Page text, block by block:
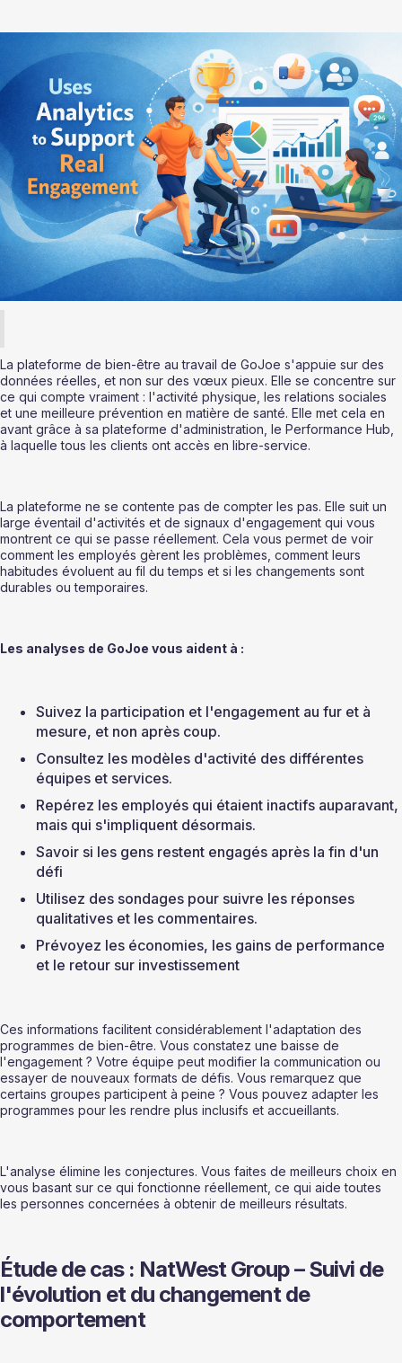
La plateforme de bien-être au travail de GoJoe s'appuie sur des
données réelles, et non sur des vœux pieux. Elle se concentre sur
ce qui compte vraiment : l'activité physique, les relations sociales
et une meilleure prévention en matière de santé. Elle met cela en
avant grâce à sa plateforme d'administration, le Performance Hub,
à laquelle tous les clients ont accès en libre-service.
La plateforme ne se contente pas de compter les pas. Elle suit un
large éventail d'activités et de signaux d'engagement qui vous
montrent ce qui se passe réellement. Cela vous permet de voir
comment les employés gèrent les problèmes, comment leurs
habitudes évoluent au fil du temps et si les changements sont
durables ou temporaires.
Les analyses de GoJoe vous aident à :
Suivez la participation et l'engagement au fur et à
mesure, et non après coup.
Consultez les modèles d'activité des différentes
équipes et services.
Repérez les employés qui étaient inactifs auparavant,
mais qui s'impliquent désormais.
Savoir si les gens restent engagés après la fin d'un
défi
Utilisez des sondages pour suivre les réponses
qualitatives et les commentaires.
Prévoyez les économies, les gains de performance
et le retour sur investissement
Ces informations facilitent considérablement l'adaptation des
programmes de bien-être. Vous constatez une baisse de
l'engagement ? Votre équipe peut modifier la communication ou
essayer de nouveaux formats de défis. Vous remarquez que
certains groupes participent à peine ? Vous pouvez adapter les
programmes pour les rendre plus inclusifs et accueillants.
L'analyse élimine les conjectures. Vous faites de meilleurs choix en
vous basant sur ce qui fonctionne réellement, ce qui aide toutes
les personnes concernées à obtenir de meilleurs résultats.
Étude de cas : NatWest Group – Suivi de
l'évolution et du changement de
comportement